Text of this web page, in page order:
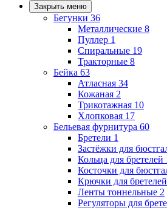
Закрыть меню
Бегунки 36
Металлические 8
Пуллер 1
Спиральные 19
Тракторные 8
Бейка 63
Атласная 34
Кожаная 2
Трикотажная 10
Хлопковая 17
Бельевая фурнитура 60
Бретели 1
Застёжки для
Кольца для бретелей
Косточки для
Крючки для бретелей
Ленты тоннельные 2
Регуляторы для